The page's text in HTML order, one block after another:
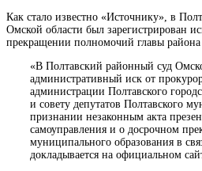
Как стало известно «Источнику», в
Омской области был зарегистрирован
прекращении полномочий главы
«В Полтавский районный суд
административный иск от
администрации Полтавского
и совету депутатов Полтавского
признании незаконным акта
самоуправления и о досрочном
муниципального образования в
докладывается на официальном